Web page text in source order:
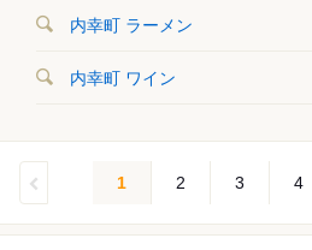
内幸町 ラーメン
内幸町 ワイン
1 2 3 4